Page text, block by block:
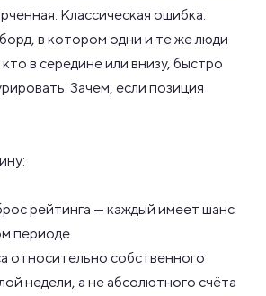
Классическая ошибка:
в котором одни и те же люди
кто в середине или внизу, быстро
Зачем, если позиция
рейтинга — каждый имеет шанс
периоде
относительно собственного
недели, а не абсолютного счёта